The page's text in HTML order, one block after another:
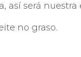
PRODUCTOS
será nuestra
no graso.